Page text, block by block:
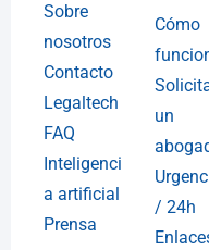
Sobre
nosotros
Contacto
Legaltech
FAQ
Inteligenci
a artificial
Prensa
Cómo
un
/ 24h